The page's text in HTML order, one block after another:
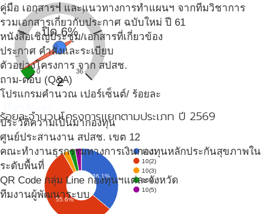
คู่มือ เอกสารฯ และแนวทางการทำแผนฯ จากทีมวิชาการ
รวมเอกสารเกี่ยวกับประกาศ ฉบับใหม่ ปี 61
หนังสือเชิญประชุม/เอกสารที่เกี่ยวข้อง
ประกาศ คำสั่งและระเบียบ
ตัวอย่างโครงการ จาก สปสช.
ถาม-ตอบ (Q&A)
โปรแกรมคำนวณ เปอร์เซ็นต์/ ร้อยละ
ประวัติความเป็นมากองทุน
ศูนย์ประสานงาน สปสช. เขต 12
คณะทำงานธุรกรรมทางการเงินกองทุนหลักประกันสุขภาพใน
ระดับพื้นที่
QR Code กลุ่ม Line กองทุนฯแต่ละจังหวัด
ทีมงานผู้พัฒนาระบบ
ปิด 6%
0 36
2
ร้อยละจำนวนโครงการแยกตามประเภท ปี 2569
10(1)
10(2)
10(3)
10(4)
10(5)
36.1%
55.6%